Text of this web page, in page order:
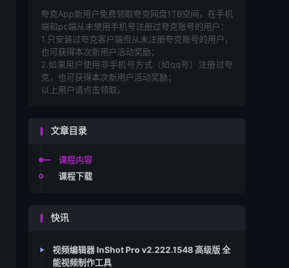
夸克App新用户免费领取夸克网盘1TB空间，在手机
端和pc端从未使用手机号注册过夸克账号的用户：
1.只安装过夸克客户端但从未注册夸克账号的用户，
也可获得本次新用户活动奖励；
2.如果用户使用非手机号方式（如qq号）注册过夸
克，也可获得本次新用户活动奖励；
以上用户请点击领取。
文章目录
课程内容
课程下载
快讯
视频编辑器 InShot Pro v2.222.1548 高级版 全
能视频制作工具